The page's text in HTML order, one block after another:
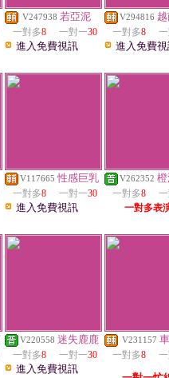
V247938 若亞泥
一對多8 一對一30
進入免費視訊
V294816
一對多8
進入免費
V117665 性感巨乳
一對多8 一對一30
進入免費視訊
V262352
一對多8
一對多表
V220558 迷失鹿鹿
一對多8 一對一30
進入免費視訊
V231157
一對多8